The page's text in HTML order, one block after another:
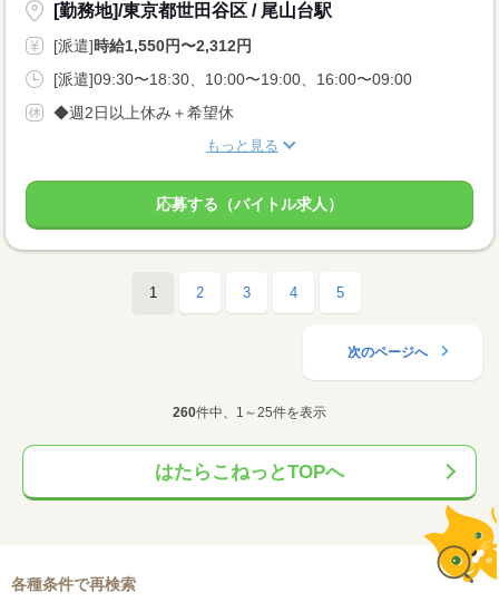
[勤務地]/東京都世田谷区 / 尾山台駅
[派遣]時給1,550円〜2,312円
[派遣]09:30〜18:30、10:00〜19:00、16:00〜09:00
◆週2日以上休み＋希望休
もっと見る
応募する（バイトル求人）
1 2 3 4 5
次のページへ
260件中、1～25件を表示
はたらこねっとTOPへ
各種条件で再検索